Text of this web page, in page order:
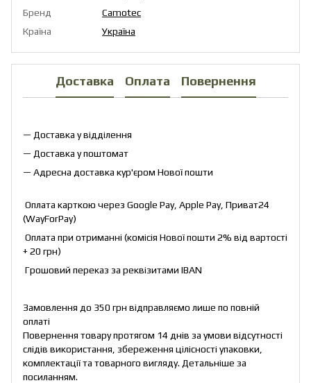
Бренд
Camotec
Країна
Україна
Доставка Оплата Повернення
— Доставка у відділення
— Доставка у поштомат
— Адресна доставка кур'єром Нової пошти
Оплата карткою через Google Pay, Apple Pay, Приват24
(WayForPay)
Оплата при отриманні (комісія Нової пошти 2% від вартості
+ 20 грн)
Грошовий переказ за реквізитами IBAN
Замовлення до 350 грн відправляємо лише по повній
оплаті
Повернення товару протягом 14 днів за умови відсутності
слідів використання, збереження цілісності упаковки,
комплектації та товарного вигляду. Детальніше за
посиланням.